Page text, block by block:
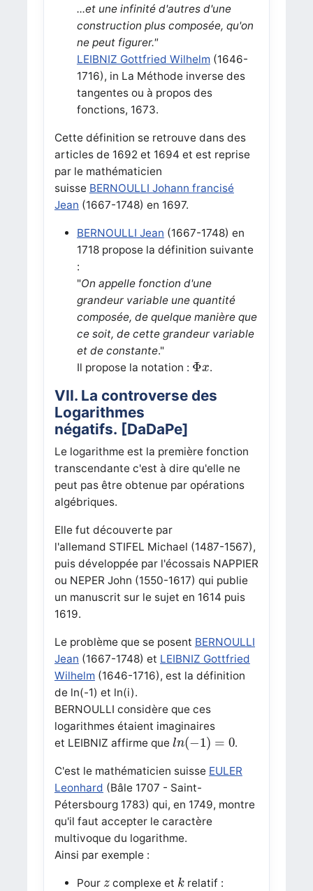
...et une infinité d'autres d'une
construction plus composée, qu'on
ne peut figurer."
LEIBNIZ Gottfried Wilhelm(1646-
1716), in La Méthode inverse des
tangentes ou à propos des
fonctions, 1673.
Cette définition se retrouve dans des
articles de 1692 et 1694 et est reprise
par le mathématicien
suisse BERNOULLI Johann francisé
Jean (1667-1748) en 1697.
BERNOULLI Jean (1667-1748) en
1718 propose la définition suivante
:
"On appelle fonction d'une
grandeur variable une quantité
composée, de quelque manière que
ce soit, de cette grandeur variable
et de constante."
Il propose la notation : Φx
Φx.
VII. La controverse des
Logarithmes
négatifs. [DaDaPe]
Le logarithme est la première fonction
transcendante c'est à dire qu'elle ne
peut pas être obtenue par opérations
algébriques.
Elle fut découverte par
l'allemand STIFEL Michael (1487-1567),
puis développée par l'écossais NAPPIER
ou NEPER John (1550-1617) qui publie
un manuscrit sur le sujet en 1614 puis
1619.
Le problème que se posent BERNOULLI
Jean (1667-1748) et LEIBNIZ Gottfried
Wilhelm(1646-1716), est la définition
de ln(-1) et ln(i).
BERNOULLI considère que ces
logarithmes étaient imaginaires
et LEIBNIZ affirme que ln(−1) = 0
ln (− 1)= .
C'est le mathématicien suisse EULER
Leonhard (Bâle 1707 - Saint-
Pétersbourg 1783) qui, en 1749, montre
qu'il faut accepter le caractère
multivoque du logarithme.
Ainsi par exemple :
Pour z
zcomplexe et k
krelatif :